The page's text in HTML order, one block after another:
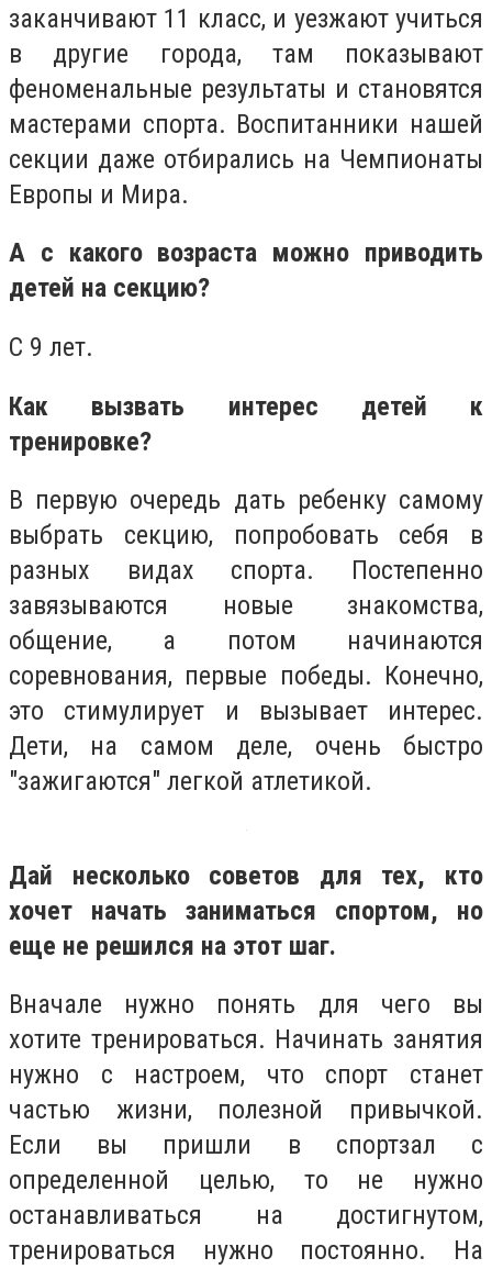
заканчивают 11 класс, и уезжают учиться
в другие города, там показывают
феноменальные результаты и становятся
мастерами спорта. Воспитанники нашей
секции даже отбирались на Чемпионаты
Европы и Мира.
А с какого возраста можно приводить
детей на секцию?
С 9 лет.
Как вызвать интерес детей к
тренировке?
В первую очередь дать ребенку самому
выбрать секцию, попробовать себя в
разных видах спорта. Постепенно
завязываются новые знакомства,
общение, а потом начинаются
соревнования, первые победы. Конечно,
это стимулирует и вызывает интерес.
Дети, на самом деле, очень быстро
"зажигаются" легкой атлетикой.
Дай несколько советов для тех, кто
хочет начать заниматься спортом, но
еще не решился на этот шаг.
Вначале нужно понять для чего вы
хотите тренироваться. Начинать занятия
нужно с настроем, что спорт станет
частью жизни, полезной привычкой.
Если вы пришли в спортзал с
определенной целью, то не нужно
останавливаться на достигнутом,
тренироваться нужно постоянно. На